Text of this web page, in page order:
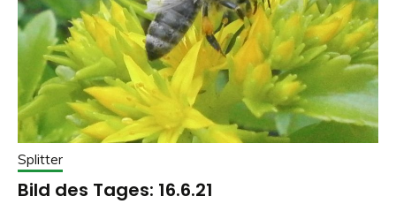
Splitter
Bild des Tages: 16.6.21